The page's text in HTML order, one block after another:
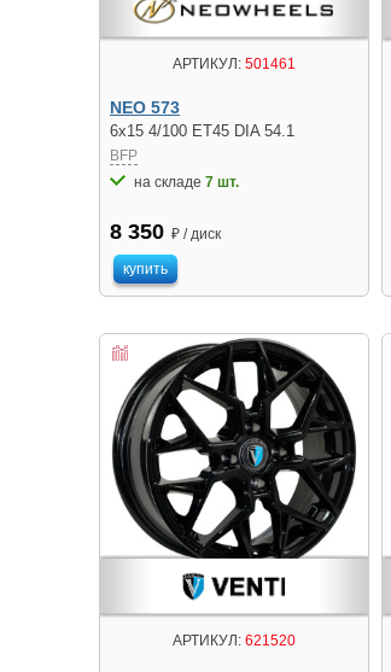
АРТИКУЛ:501461
NEO 573
6x15 4/100 ET45 DIA 54.1
BFP
на складе 7 шт.
8 350 ₽ / диск
купить
АРТИКУЛ:621520